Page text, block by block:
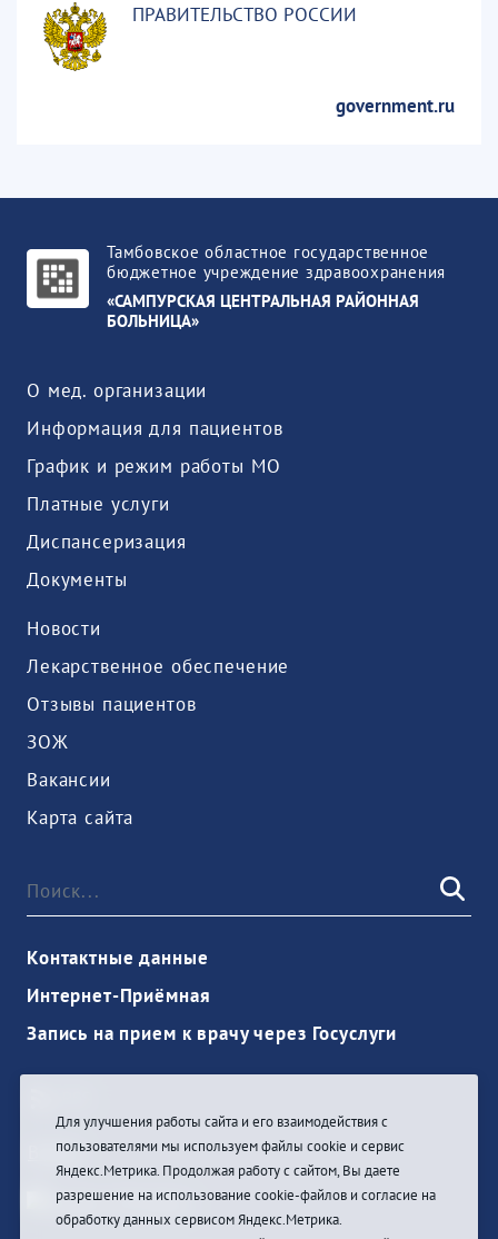
ПРАВИТЕЛЬСТВО РОССИИ
government.ru
Тамбовское областное государственное
бюджетное учреждение здравоохранения
«САМПУРСКАЯ ЦЕНТРАЛЬНАЯ РАЙОННАЯ
БОЛЬНИЦА»
О мед. организации
Информация для пациентов
График и режим работы МО
Платные услуги
Диспансеризация
Документы
Новости
Лекарственное обеспечение
Отзывы пациентов
ЗОЖ
Вакансии
Карта сайта
Контактные данные
Интернет-Приёмная
Запись на прием к врачу через Госуслуги
Войти
Для улучшения работы сайта и его взаимодействия с
пользователями мы используем файлы cookie и сервис
Яндекс.Метрика. Продолжая работу с сайтом, Вы даете
разрешение на использование cookie-файлов и согласие на
обработку данных сервисом Яндекс.Метрика.